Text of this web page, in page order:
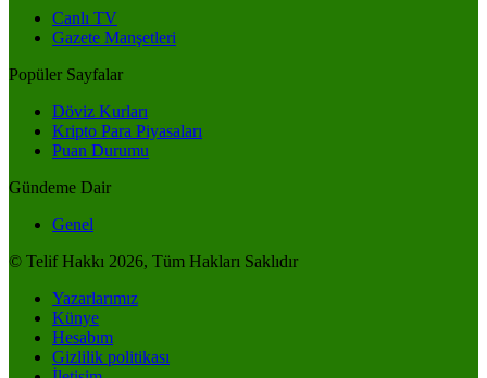
Canlı TV
Gazete Manşetleri
Popüler Sayfalar
Döviz Kurları
Kripto Para Piyasaları
Puan Durumu
Gündeme Dair
Genel
© Telif Hakkı 2026, Tüm Hakları Saklıdır
Yazarlarımız
Künye
Hesabım
Gizlilik politikası